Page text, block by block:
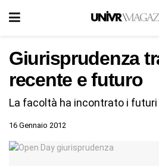
Giurisprudenza
recente e futuro
La facoltà ha incontrato i
16 Gennaio 2012